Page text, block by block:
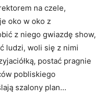
na czele,
oko w oko z
z niego gwiazdę show,
ludzi, woli się z nimi
postać pragnie
pobliskiego
szalony plan…